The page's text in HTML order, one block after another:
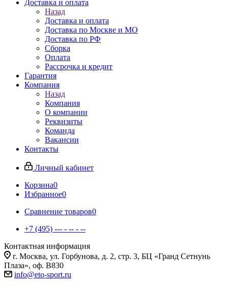
Доставка и оплата
Назад
Доставка и оплата
Доставка по Москве и МО
Доставка по РФ
Сборка
Оплата
Рассрочка и кредит
Гарантия
Компания
Назад
Компания
О компании
Реквизиты
Команда
Вакансии
Контакты
Личный кабинет
Корзина0
Избранное0
Сравнение товаров0
+7 (495) --- - -- - --
Контактная информация
г. Москва, ул. Горбунова, д. 2, стр. 3, БЦ «Гранд Сетнунь
Плаза», оф. В830
info@eto-sport.ru